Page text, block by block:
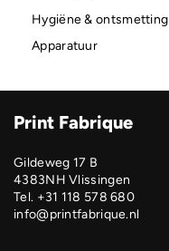
Hygiëne & ontsmetting
Apparatuur
Print Fabrique
Gildeweg 17 B
4383NH Vlissingen
Tel. +31 118 578 680
info@printfabrique.nl